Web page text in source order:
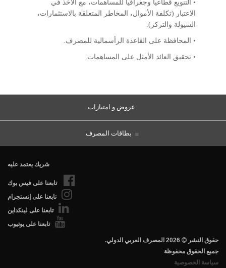
• التنويع قطاعياً وجغرافياً للمساهمات، مع الأخذ في
الاعتبار (تكلفة الأموال، المخاطر المتعلقة بالاستثمارات،
السيولة والتركز).
• المحافظة على القاعدة الرأسمالية للمصرف.
• تحقيق العائد الأمثل على المساهمات.
عروض و امتيازات
بطاقات المصرف
شريك يعتمد عليه
تابعنا على فيس بوك
تابعنا على إنستجرام
تابعنا على لينكداين
تابعنا على يوتيوب
.حقوق النشر
جميع الحقوق محفوظة
سياسة الخصوصية